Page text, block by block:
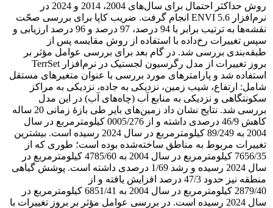
روش حداکثر احتمال برای سال‌های 2004، 2014 و 2024 در
نرم‌افزار ENVI 5.6 انجام گرفت. ضریب کاپا برای بررسی صحّت
نقشه‌ها به ترتیب برابر با 94 درصد، 97 درصد و 96 درصد ارزیابی و
سپس تغییرات رخ‌داده با استفاده از روش مقایسه پس از
طبقه‌بندی بررسی شد. در گام بعد برای بررسی عوامل مؤثر بر
بروز تغییرات از مدل رگرسیون لجستیک در نرم‌افزار TerrSet
استفاده شد و پارامترهای مورد بررسی با عنوان متغیرهای مستقل
شامل: ارتفاع، شیب زمین، نزدیکی به جاده، نزدیکی به مراکز
سکونتگاهی و نزدیکی به منابع آب (چاه‌های آب) در این مدل
بررسی شد. نتایج نشان داد زمین‌های بایر طی بازۀ زمانی 20 ساله
کاهش 46/9 درصدی داشته و از 0005/276 کیلومتر‌مربع در سال
2004 به 89/249 کیلومتر‌مربع در سال 2024 رسیده است. بیشترین
تغییرات مربوط به مناطق ساخته‌شده بوده است؛ ‌طوری ‌که از
7656/35 کیلومتر‌مربع در سال 2004 به 4785/60 کیلومتر‌مربع در
سال 2024 رسیده و رشد 1/69 درصدی داشته است. پوشش گیاهی
منطقه نیز حدود 47/3 درصد افزایش‌ یافته و از
2879/40 کیلومترمربع در سال 2004 به 6851/41 کیلومترمربع در
سال 2024 رسیده است. در بررسی عوامل مؤثر بر بروز تغییرات با